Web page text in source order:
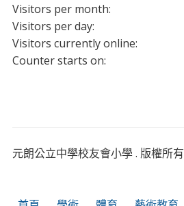
Visitors per month:
Visitors per day:
Visitors currently online:
Counter starts on:
元朗公立中學校友會小學 . 版權所有